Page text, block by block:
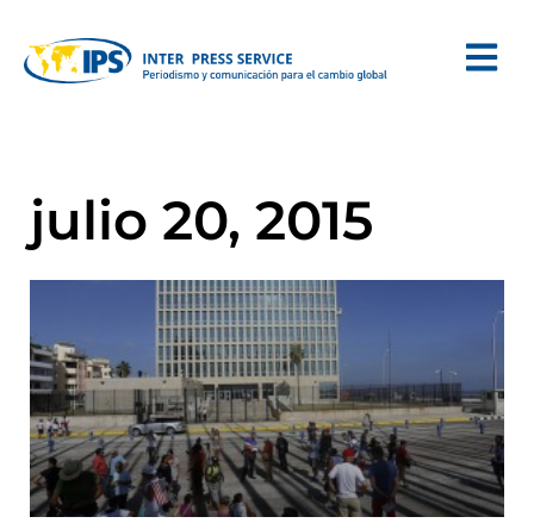
julio 20, 2015